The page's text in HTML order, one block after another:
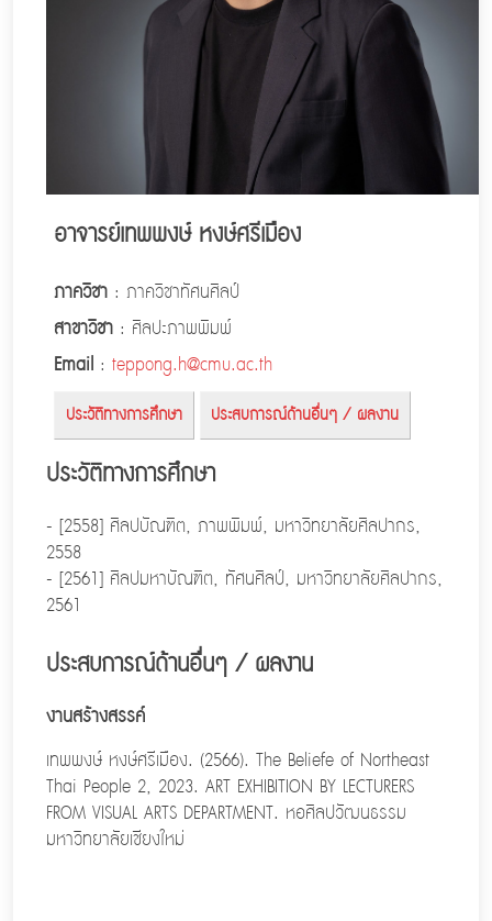
อาจารย์เทพพงษ์ หงษ์ศรีเมือง
ภาควิชา : ภาควิชาทัศนศิลป์
สาขาวิชา : ศิลปะภาพพิมพ์
Email :teppong.h@cmu.ac.th
ประวัติทางการศึกษา ประสบการณ์ด้านอื่นๆ / ผลงาน
ประวัติทางการศึกษา
- [2558] ศิลปบัณฑิต, ภาพพิมพ์, มหาวิทยาลัยศิลปากร,
2558
- [2561] ศิลปมหาบัณฑิต, ทัศนศิลป์, มหาวิทยาลัยศิลปากร,
2561
ประสบการณ์ด้านอื่นๆ / ผลงาน
งานสร้างสรรค์
เทพพงษ์ หงษ์ศรีเมือง. (2566). The Beliefe of Northeast
Thai People 2, 2023. ART EXHIBITION BY LECTURERS
FROM VISUAL ARTS DEPARTMENT. หอศิลปวัฒนธรรม
มหาวิทยาลัยเชียงใหม่